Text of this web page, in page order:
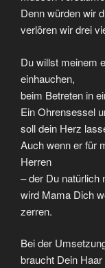
Denn würden wir
verlören wir drei
Du willst meinem
einhauchen,
beim Betreten in
Ein Ohrensessel
soll dein Herz
Auch wenn er für
Herren
– der Du natürlich
wird Mama Dich
zerren.
Bei der
braucht Dein